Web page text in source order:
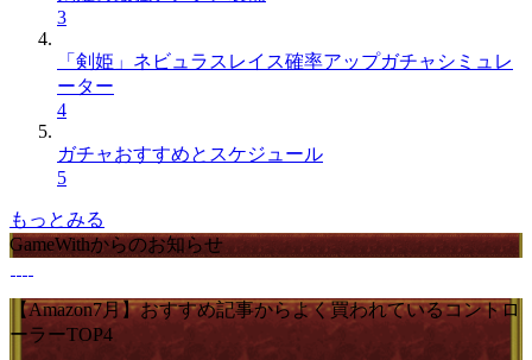
3
「剣姫」ネビュラスレイス確率アップガチャシミュレ
ーター
4
ガチャおすすめとスケジュール
5
もっとみる
GameWithからのお知らせ
【Amazon7月】おすすめ記事からよく買われているコントロ
ーラーTOP4